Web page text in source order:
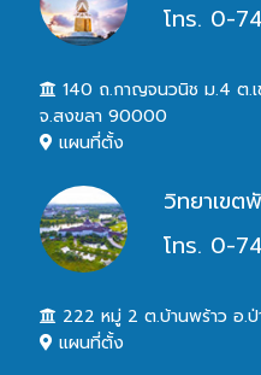
โทร. 0-
140 ถ.กาญจนวนิช ม.4 ต.เ
จ.สงขลา 90000
แผนที่ตั้ง
วิทยาเขต
โทร. 0-
222 หมู่ 2 ต.บ้านพร้าว อ.
แผนที่ตั้ง